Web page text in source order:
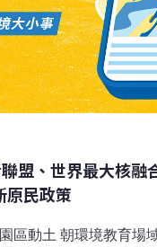
盟、世界最大核融
原民政策
區動土 朝環境教育場